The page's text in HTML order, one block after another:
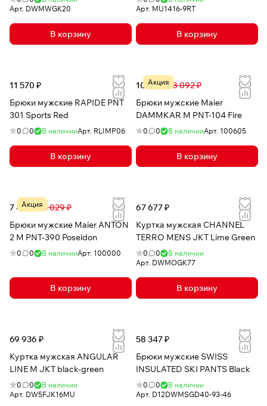
Арт. DWMWGK20
В корзину
Арт. MU1416-9RT
В корзину
11 570 ₽
Брюки мужские RAPIDE PNT
301 Sports Red
0 0 В наличииАрт. RLIMP06
В корзину
Акция
10 415 ₽18 092 ₽
Брюки мужские Maier
DAMMKAR M PNT-104 Fire
0 0 В наличииАрт. 100605
В корзину
Акция
7 496 ₽13 029 ₽
Брюки мужские Maier ANTON
2 M PNT-390 Poseidon
0 0 В наличииАрт. 100000
В корзину
67 677 ₽
Куртка мужская CHANNEL
TERRO MENS JKT Lime Green
0 0
В наличии
Арт. DWMOGK77
В корзину
69 936 ₽
Куртка мужская ANGULAR
LINE M JKT black-green
0 0
В наличии
Арт. DW5FJK16MU
58 347 ₽
Брюки мужские SWISS
INSULATED SKI PANTS Black
0 0
В наличии
Арт. D12DWMSGD40-93-46